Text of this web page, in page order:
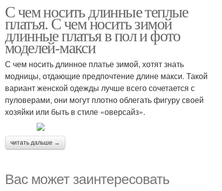
С чем носить длинные теплые
платья. С чем носить зимой
длинные платья в пол и фото
моделей-макси
С чем носить длинное платье зимой, хотят знать
модницы, отдающие предпочтение длине макси. Такой
вариант женской одежды лучше всего сочетается с
пуловерами, они могут плотно облегать фигуру своей
хозяйки или быть в стиле «оверсайз».
читать дальше →
Вас может заинтересовать